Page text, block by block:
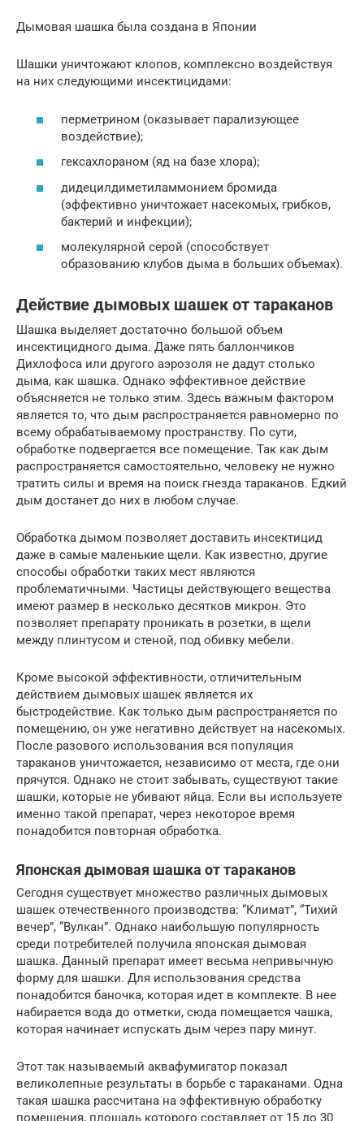
Дымовая шашка была создана в Японии
Шашки уничтожают клопов, комплексно воздействуя
на них следующими инсектицидами:
перметрином (оказывает парализующее
воздействие);
гексахлораном (яд на базе хлора);
дидецилдиметиламмонием бромида
(эффективно уничтожает насекомых, грибков,
бактерий и инфекции);
молекулярной серой (способствует
образованию клубов дыма в больших объемах).
Действие дымовых шашек от тараканов
Шашка выделяет достаточно большой объем
инсектицидного дыма. Даже пять баллончиков
Дихлофоса или другого аэрозоля не дадут столько
дыма, как шашка. Однако эффективное действие
объясняется не только этим. Здесь важным фактором
является то, что дым распространяется равномерно по
всему обрабатываемому пространству. По сути,
обработке подвергается все помещение. Так как дым
распространяется самостоятельно, человеку не нужно
тратить силы и время на поиск гнезда тараканов. Едкий
дым достанет до них в любом случае.
Обработка дымом позволяет доставить инсектицид
даже в самые маленькие щели. Как известно, другие
способы обработки таких мест являются
проблематичными. Частицы действующего вещества
имеют размер в несколько десятков микрон. Это
позволяет препарату проникать в розетки, в щели
между плинтусом и стеной, под обивку мебели.
Кроме высокой эффективности, отличительным
действием дымовых шашек является их
быстродействие. Как только дым распространяется по
помещению, он уже негативно действует на насекомых.
После разового использования вся популяция
тараканов уничтожается, независимо от места, где они
прячутся. Однако не стоит забывать, существуют такие
шашки, которые не убивают яйца. Если вы используете
именно такой препарат, через некоторое время
понадобится повторная обработка.
Японская дымовая шашка от тараканов
Сегодня существует множество различных дымовых
шашек отечественного производства: “Климат”, “Тихий
вечер”, “Вулкан”. Однако наибольшую популярность
среди потребителей получила японская дымовая
шашка. Данный препарат имеет весьма непривычную
форму для шашки. Для использования средства
понадобится баночка, которая идет в комплекте. В нее
набирается вода до отметки, сюда помещается чашка,
которая начинает испускать дым через пару минут.
Этот так называемый аквафумигатор показал
великолепные результаты в борьбе с тараканами. Одна
такая шашка рассчитана на эффективную обработку
помещения, площадь которого составляет от 15 до 30